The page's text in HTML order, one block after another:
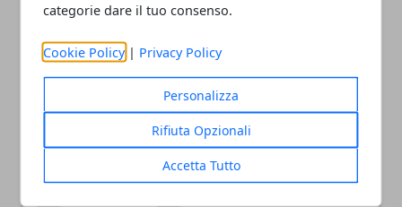
categorie dare il tuo consenso.
Cookie Policy | Privacy Policy
Personalizza
Rifiuta Opzionali
Accetta Tutto
Redazione